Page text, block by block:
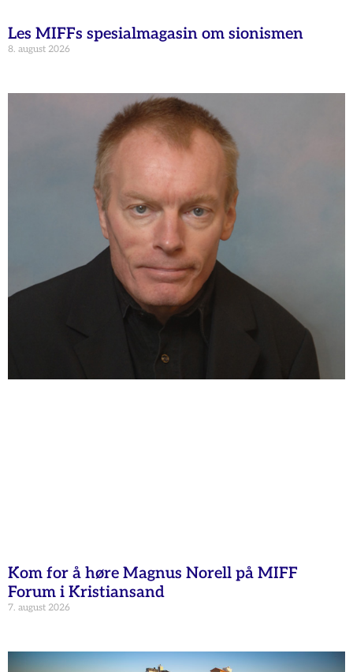
Les MIFFs spesialmagasin om sionismen
8. august 2026
Kom for å høre Magnus Norell på MIFF
Forum i Kristiansand
7. august 2026